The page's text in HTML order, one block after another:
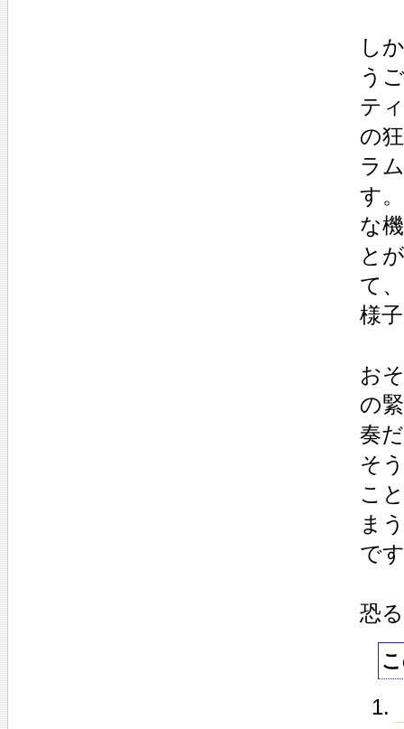
し
う
テ
の
ラ
す
な
と
て
様
お
の
奏
そ
こ
ま
で
恐